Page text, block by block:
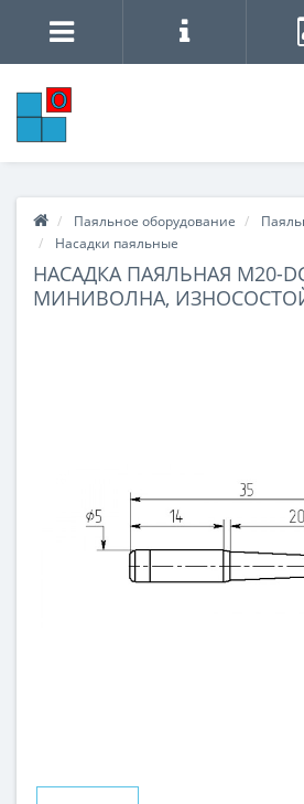
Паяльное оборудование
Насадки паяльные
НАСАДКА ПАЯЛЬНАЯ M20-
МИНИВОЛНА,